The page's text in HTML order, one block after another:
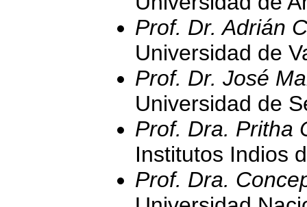
Prof. Dr. Adrián
Universidad de
Prof. Dr. José
Universidad de
Prof. Dra. Pritha
Institutos Indios
Prof. Dra.